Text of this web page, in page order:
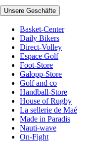
Unsere Geschäfte
Basket-Center
Daily Bikers
Direct-Volley
Espace Golf
Foot-Store
Galopp-Store
Golf and co
Handball-Store
House of Rugby
La sellerie de Maé
Made in Paradis
Nauti-wave
On-Fight